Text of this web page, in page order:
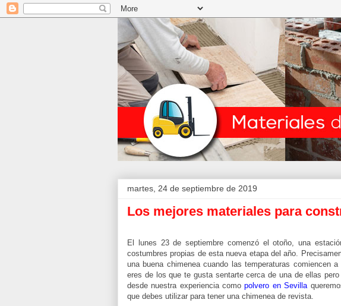
martes, 24 de septiembre de 2019
Los mejores materiales para
El lunes 23 de septiembre comenzó el otoño, una
costumbres propias de esta nueva etapa del año.
una buena chimenea cuando las temperaturas comiencen
eres de los que te gusta sentarte cerca de una de ellas
desde nuestra experiencia comopolvero en Sevilla
que debes utilizar para tener una chimenea de revista.